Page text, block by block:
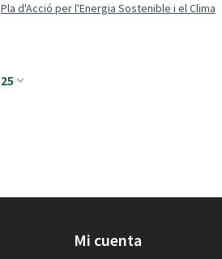
Pla d'Acció per l'Energia Sostenible i el Clima
25
Mi cuenta